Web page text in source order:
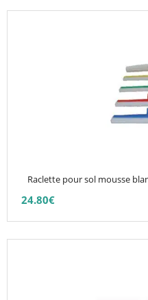
Raclette pour sol mousse
24.80€
choisies
page
du